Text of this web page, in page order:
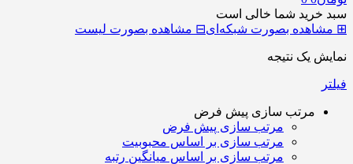
سبد خرید شما خالی است
⊞ مشاهده بصورت شبکه‌ای⊟ مشاهده بصورت لیست
نمایش یک نتیجه
فیلتر
مرتب سازی پیش فرض
مرتب سازی پیش فرض
مرتب سازی بر اساس محبوبیت
مرتب سازی بر اساس میانگین رتبه